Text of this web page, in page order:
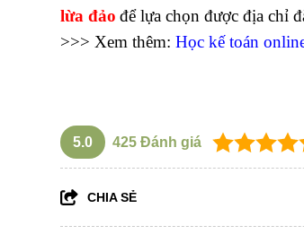
lừa đảo để lựa chọn được địa chỉ
>>> Xem thêm: Học kế toán
5.0 425 Đánh giá
CHIA SẺ